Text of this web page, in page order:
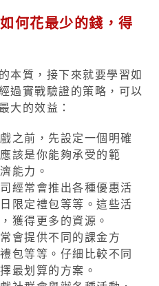
何花最少的錢，得
的本質，接下來就要學習如
過實戰驗證的策略，可以
大的效益：
之前，先設定一個明確
該是你能夠承受的範
能力。
經常會推出各種優惠活
限定禮包等等。這些活
獲得更多的資源。
會提供不同的課金方
包等等。仔細比較不同
最划算的方案。